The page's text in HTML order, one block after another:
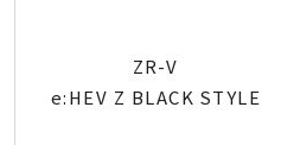
ZR-V
e:HEV Z BLACK STYLE